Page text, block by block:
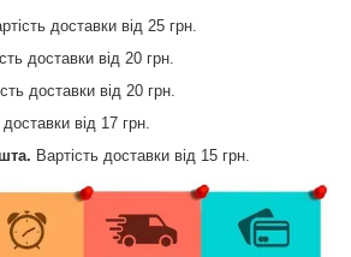
доставки від 25 грн.
доставки від 20 грн.
доставки від 20 грн.
доставки від 17 грн.
Вартість доставки від 15 грн.